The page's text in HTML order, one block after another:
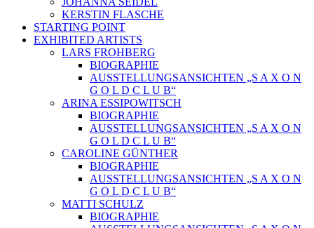
KERSTIN FLASCHE
STARTING POINT
EXHIBITED ARTISTS
LARS FROHBERG
BIOGRAPHIE
AUSSTELLUNGSANSICHTEN „S A X O N
G O L D C L U B“
ARINA ESSIPOWITSCH
BIOGRAPHIE
AUSSTELLUNGSANSICHTEN „S A X O N
G O L D C L U B“
CAROLINE GÜNTHER
BIOGRAPHIE
AUSSTELLUNGSANSICHTEN „S A X O N
G O L D C L U B“
MATTI SCHULZ
BIOGRAPHIE